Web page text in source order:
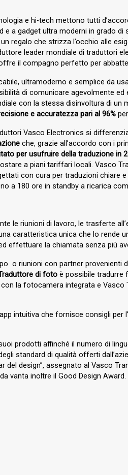
e hi-tech mettono tutti
e a gadget ultra moderni in grado di
regalo che strizza l’occhio alle
leader mondiale di traduttori
il compagno perfetto per
ultramoderno e semplice da
di comunicare agevolmente
con la stessa disinvoltura di un
e accuratezza pari al 96%
Vasco Electronics si
che, grazie all’accordo con i
per usufruire della traduzione in
a piani tariffari locali. Vasco
con cura per traduzioni chiare
a 180 ore in standby a ricarica
le riunioni di lavoro, le trasferte
caratteristica unica che lo rende
effettuare la chiamata senza più
o riunioni con partner provenienti
di foto è possibile tradurre
la fotocamera integrata e
intuitiva che fornisce consigli
prodotti affinché il numero di
standard di qualità offerti
design”, assegnato al Vasco
vanta inoltre il Good Design Award.